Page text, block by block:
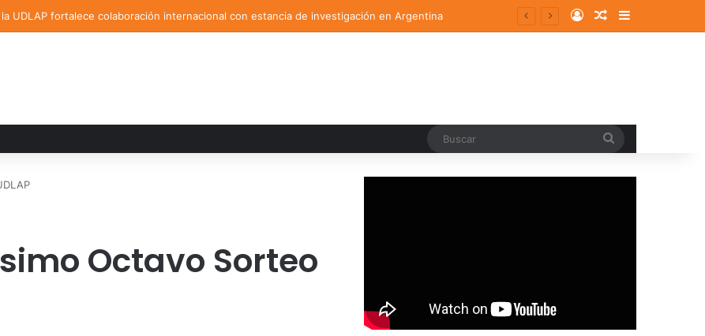
UDLAP fortalece colaboración internacional con estancia de investigación en Argentina Log InRandom Article
Sidebar
Octavo Sorteo